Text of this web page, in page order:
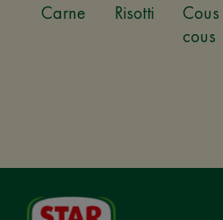
Carne Risotti
Cous
cous